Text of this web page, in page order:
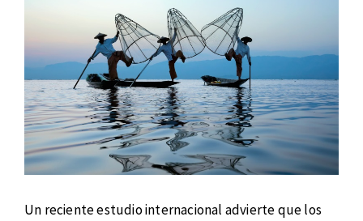
Un reciente estudio internacional advierte que los